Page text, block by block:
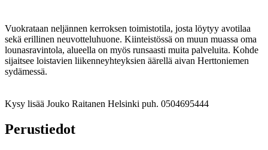
Vuokrataan neljännen kerroksen toimistotila, josta löytyy avotilaa
sekä erillinen neuvotteluhuone. Kiinteistössä on muun muassa oma
lounasravintola, alueella on myös runsaasti muita palveluita. Kohde
sijaitsee loistavien liikenneyhteyksien äärellä aivan Herttoniemen
sydämessä.
Kysy lisää Jouko Raitanen Helsinki puh. 0504695444
Perustiedot